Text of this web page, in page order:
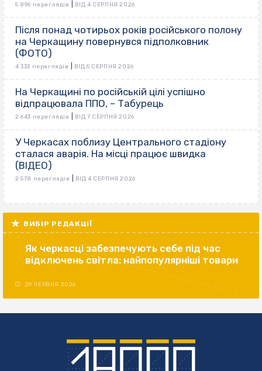
5 896 переглядів ВІД 4 СЕРПНЯ 2026
Після понад чотирьох років російського полону
на Черкащину повернувся підполковник
(ФОТО)
4 333 переглядів ВІД 5 СЕРПНЯ 2026
На Черкащині по російській цілі успішно
відпрацювала ППО, – Табурець
2 643 переглядів ВІД 7 СЕРПНЯ 2026
У Черкасах поблизу Центрального стадіону
сталася аварія. На місці працює швидка
(ВІДЕО)
2 578 переглядів ВІД 4 СЕРПНЯ 2026
ВИБІР РЕДАКЦІЇ
Як черкасці забезпечують себе під час
відключень світла: найпопулярніші товари
29 ЧЕРВНЯ 2026